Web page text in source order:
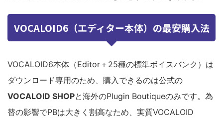
VOCALOID6（エディター本体）の最安購入法
VOCALOID6本体（Editor＋25種の標準ボイスバンク）は
ダウンロード専用のため、購入できるのは公式の
VOCALOID SHOPと海外のPlugin Boutiqueのみです。為
替の影響でPBは大きく割高なため、実質VOCALOID